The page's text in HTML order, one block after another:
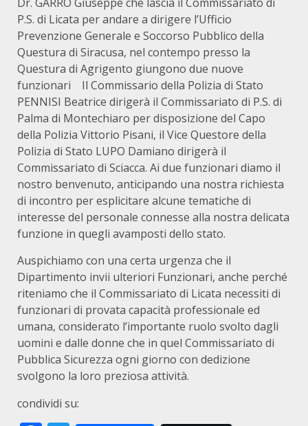
P.S. di Licata per andare a dirigere l’Ufficio
Prevenzione Generale e Soccorso Pubblico della
Questura di Siracusa, nel contempo presso la
Questura di Agrigento giungono due nuove
funzionari Il Commissario della Polizia di Stato
PENNISI Beatrice dirigerà il Commissariato di P.S. di
Palma di Montechiaro per disposizione del Capo
della Polizia Vittorio Pisani, il Vice Questore della
Polizia di Stato LUPO Damiano dirigerà il
Commissariato di Sciacca. Ai due funzionari diamo il
nostro benvenuto, anticipando una nostra richiesta
di incontro per esplicitare alcune tematiche di
interesse del personale connesse alla nostra delicata
funzione in quegli avamposti dello stato.
Auspichiamo con una certa urgenza che il
Dipartimento invii ulteriori Funzionari, anche perché
riteniamo che il Commissariato di Licata necessiti di
funzionari di provata capacità professionale ed
umana, considerato l’importante ruolo svolto dagli
uomini e dalle donne che in quel Commissariato di
Pubblica Sicurezza ogni giorno con dedizione
svolgono la loro preziosa attività.
condividi su: